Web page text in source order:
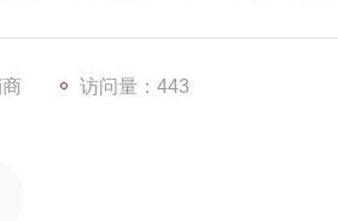
访问量：443